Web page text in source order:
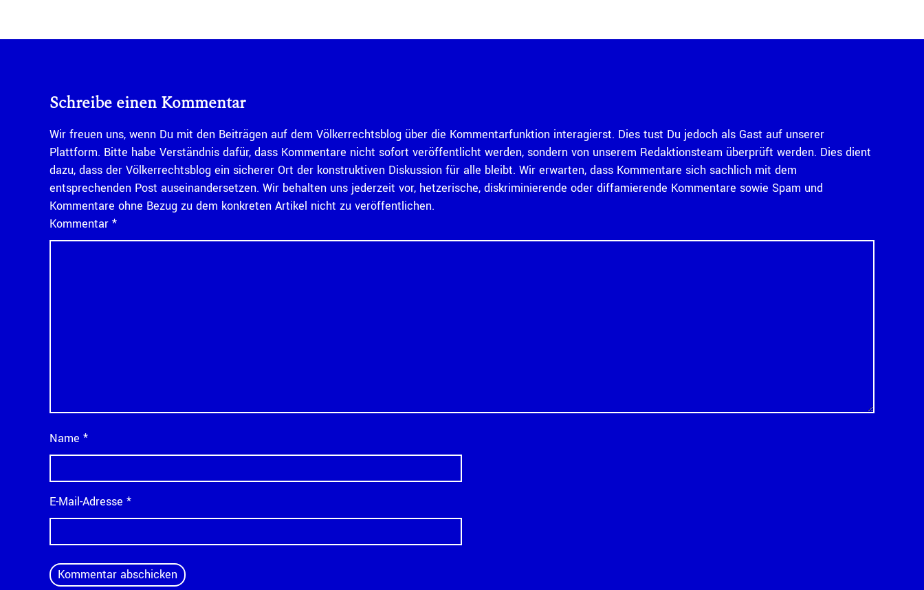
Schreibe einen Kommentar
Wir freuen uns, wenn Du mit den Beiträgen auf dem Völkerrechtsblog über die Kommentarfunktion interagierst. Dies tust Du jedoch als Gast auf unserer
Plattform. Bitte habe Verständnis dafür, dass Kommentare nicht sofort veröffentlicht werden, sondern von unserem Redaktionsteam überprüft werden. Dies dient
dazu, dass der Völkerrechtsblog ein sicherer Ort der konstruktiven Diskussion für alle bleibt. Wir erwarten, dass Kommentare sich sachlich mit dem
entsprechenden Post auseinandersetzen. Wir behalten uns jederzeit vor, hetzerische, diskriminierende oder diffamierende Kommentare sowie Spam und
Kommentare ohne Bezug zu dem konkreten Artikel nicht zu veröffentlichen.
Kommentar *
Name *
E-Mail-Adresse *